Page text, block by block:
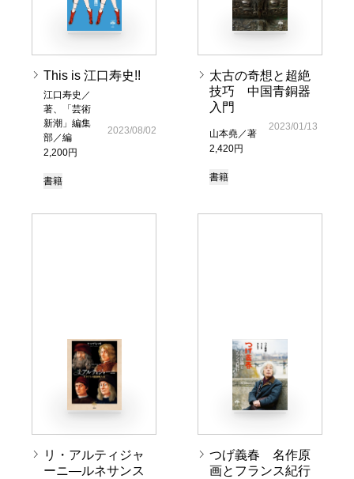
This is 江口寿史!!
江口寿史／
著、「芸術
新潮」編集
部／編
2,200円
2023/08/02
書籍
太古の奇想と超絶
技巧 中国青銅器
入門
山本堯／著
2,420円
2023/01/13
書籍
リ・アルティジャ
ーニ―ルネサンス
つげ義春 名作原
画とフランス紀行